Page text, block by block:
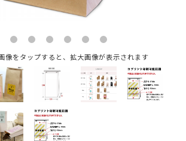
像をタップすると、拡大画像が表示されます